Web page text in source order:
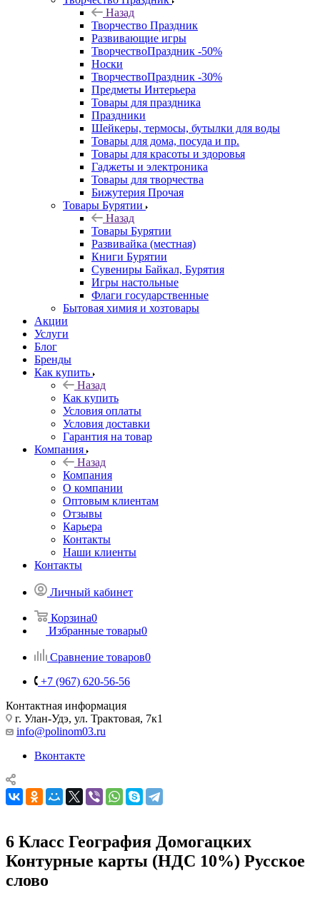
Назад
Творчество Праздник
Развивающие игры
ТворчествоПраздник -50%
Носки
ТворчествоПраздник -30%
Предметы Интерьера
Товары для праздника
Праздники
Шейкеры, термосы, бутылки для воды
Товары для дома, посуда и пр.
Товары для красоты и здоровья
Гаджеты и электроника
Товары для творчества
Бижутерия Прочая
Товары Бурятии
Назад
Товары Бурятии
Развивайка (местная)
Книги Бурятии
Сувениры Байкал, Бурятия
Игры настольные
Флаги государственные
Бытовая химия и хозтовары
Акции
Услуги
Блог
Бренды
Как купить
Назад
Как купить
Условия оплаты
Условия доставки
Гарантия на товар
Компания
Назад
Компания
О компании
Оптовым клиентам
Отзывы
Карьера
Контакты
Наши клиенты
Контакты
Личный кабинет
Корзина0
Избранные товары0
Сравнение товаров0
+7 (967) 620-56-56
Контактная информация
г. Улан-Удэ, ул. Трактовая, 7к1
info@polinom03.ru
Вконтакте
6 Класс География Домогацких
Контурные карты (НДС 10%) Русское
слово